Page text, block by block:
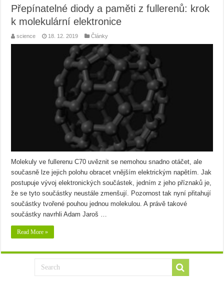
Přepínatelné diody a paměti z fullerenů: krok
k molekulární elektronice
science 18. 12. 2019 Články
Molekuly ve fullerenu C70 uvěznit se nemohou snadno otáčet, ale
současně lze jejich polohu obracet vnějším elektrickým napětím. Jak
postupuje vývoj elektronických součástek, jedním z jeho příznaků je,
že se tyto součástky neustále zmenšují. Pozornost tak nyní přitahují
součástky tvořené pouhou jednou molekulou. A právě takové
součástky navrhli Adam Jaroš …
Read More »